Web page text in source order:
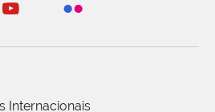
Internacionais